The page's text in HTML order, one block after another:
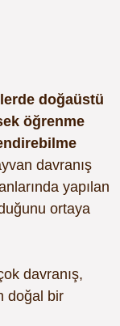
doğaüstü
öğrenme
davranış
yapılan
ortaya
davranış,
doğal bir